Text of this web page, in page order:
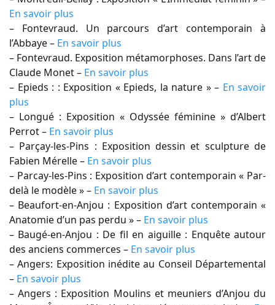
En savoir plus
– Fontevraud. Un parcours d’art contemporain à
l’Abbaye – En savoir plus
– Fontevraud. Exposition métamorphoses. Dans l’art de
Claude Monet – En savoir plus
– Epieds : : Exposition « Epieds, la nature » – En savoir
plus
– Longué : Exposition « Odyssée féminine » d’Albert
Perrot – En savoir plus
– Parçay-les-Pins : Exposition dessin et sculpture de
Fabien Mérelle – En savoir plus
– Parcay-les-Pins : Exposition d’art contemporain « Par-
delà le modèle » – En savoir plus
– Beaufort-en-Anjou : Exposition d’art contemporain «
Anatomie d’un pas perdu » – En savoir plus
– Baugé-en-Anjou : De fil en aiguille : Enquête autour
des anciens commerces – En savoir plus
– Angers: Exposition inédite au Conseil Départemental
– En savoir plus
– Angers : Exposition Moulins et meuniers d’Anjou du